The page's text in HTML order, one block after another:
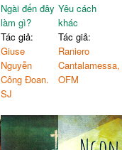
Ngài đến đây
làm gì?
Tác giả:
Giuse
Nguyễn
Công Đoan.
SJ
Yêu cách
khác
Tác giả:
Raniero
Cantalamessa,
OFM